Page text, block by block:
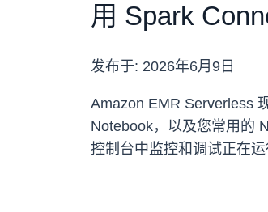
用 Spark
发布于: 2026年6月9日
Amazon EMR Serverless
Notebook，以及您常用的
控制台中监控和调试正在